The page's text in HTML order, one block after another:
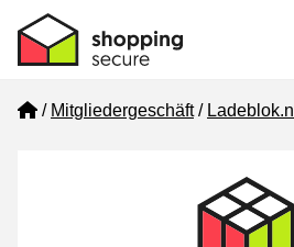
Home
Mitgliedergeschäft Ladeblok.nl